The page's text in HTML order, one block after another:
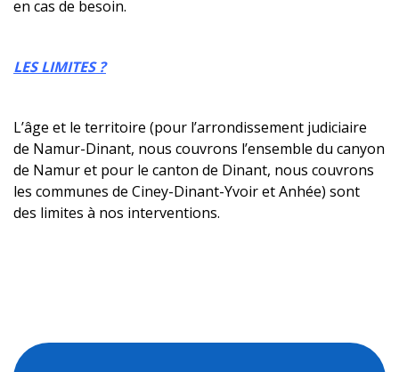
en cas de besoin.
LES LIMITES ?
L’âge et le territoire (pour l’arrondissement judiciaire
de Namur-Dinant, nous couvrons l’ensemble du canyon
de Namur et pour le canton de Dinant, nous couvrons
les communes de Ciney-Dinant-Yvoir et Anhée) sont
des limites à nos interventions.